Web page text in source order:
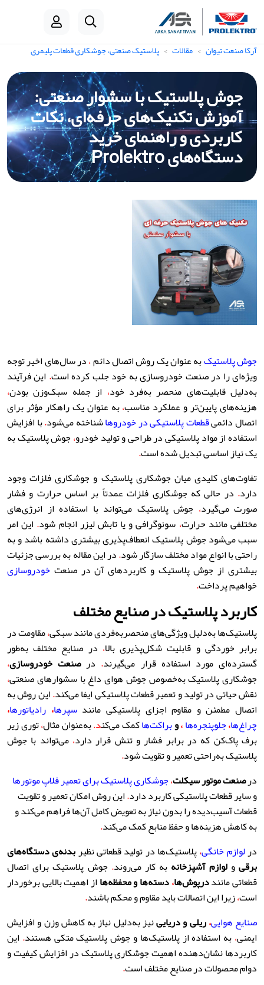
آرکا صنعت تیوان مقالات پلاستیک‌ صنعتی، جوشکاری قطعات پلیمری
جوش پلاستیک با سشوار صنعتی:
آموزش تکنیک‌های حرفه‌ای، نکات
کاربردی و راهنمای خرید
دستگاه‌های Prolektro
جوش پلاستیکبه عنوان یک روش اتصال دائم،در سال‌های اخیر توجه
ویژه‌ای را در صنعت خودروسازی به خود جلب کرده است. این فرآیند
به‌دلیل قابلیت‌های منحصر به‌فرد خود، از جمله سبک‌وزن بودن،
هزینه‌های پایین‌تر و عملکرد مناسب،به عنوان یک راهکار مؤثر برای
اتصال دائمیقطعات پلاستیکی در خودروهاشناخته می‌شود.با افزایش
استفاده از مواد پلاستیکی در طراحی و تولید خودرو،جوش پلاستیک به
یک نیاز اساسی تبدیل شده است.
تفاوت‌های کلیدی میان جوشکاری پلاستیک و جوشکاری فلزات وجود
دارد. در حالی که جوشکاری فلزات عمدتاً بر اساس حرارت و فشار
صورت می‌گیرد، جوش پلاستیک می‌تواند با استفاده از انرژی‌های
مختلفی مانند حرارت، سونوگرافی و یا تابش لیزر انجام شود. این امر
سبب می‌شود جوش پلاستیک انعطاف‌پذیری بیشتری داشته باشد و به
راحتی با انواع مواد مختلف سازگار شود.در این مقاله به بررسی جزئیات
بیشتری از جوش پلاستیک و کاربردهای آن در صنعت خودروسازی
خواهیم پرداخت.
کاربرد پلاستیک در صنایع مختلف
پلاستیک‌ها به‌دلیل ویژگی‌های منحصربه‌فردی مانند سبکی،مقاومت در
برابر خوردگی و قابلیت شکل‌پذیری بالا، در صنایع مختلف به‌طور
گسترده‌ای مورد استفاده قرار می‌گیرند. درصنعت خودروسازی،
جوشکاری پلاستیک به‌خصوص جوش هوای داغ با سشوارهای صنعتی،
نقش حیاتی در تولید و تعمیر قطعات پلاستیکی ایفا می‌کند.این روش به
اتصال مطمئن و مقاوم اجزای پلاستیکی مانندسپرها، رادیاتورها،
چراغ‌ها،جلوپنجره‌ها،وبراکت‌هاکمک می‌کند.به‌عنوان مثال،توری زیر
برف پاک‌کن که در برابر فشار و تنش قرار دارد، می‌تواند با جوش
پلاستیک به‌راحتی تعمیر و تقویت شود.
درصنعت موتور سیکلت،جوشکاری پلاستیک برای تعمیر فلاپ موتورها
و سایر قطعات پلاستیکی کاربرد دارد.این روش امکان تعمیر و تقویت
قطعات آسیب‌دیده را بدون نیاز به تعویض کامل آن‌ها فراهم می‌کند و
به کاهش هزینه‌ها و حفظ منابع کمک می‌کند.
درلوازم خانگی،پلاستیک‌ها در تولید قطعاتی نظیربدنه‌ی دستگاه‌های
برقیولوازم آشپزخانه به کار می‌روند. جوش پلاستیک برای اتصال
قطعاتی ماننددرپوش‌ها،دسته‌ها و محفظه‌هااز اهمیت بالایی برخوردار
است،زیرا این اتصالات باید مقاوم و محکم باشند.
صنایع هوایی،ریلی و دریایینیز به‌دلیل نیاز به کاهش وزن و افزایش
ایمنی،به استفاده از پلاستیک‌ها و جوش پلاستیک متکی هستند. این
کاربردها نشان‌دهنده اهمیت جوشکاری پلاستیک در افزایش کیفیت و
دوام محصولات در صنایع مختلف است.